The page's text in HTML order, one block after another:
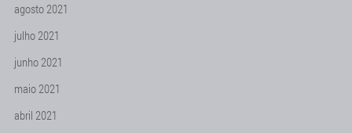
agosto 2021
julho 2021
junho 2021
maio 2021
abril 2021